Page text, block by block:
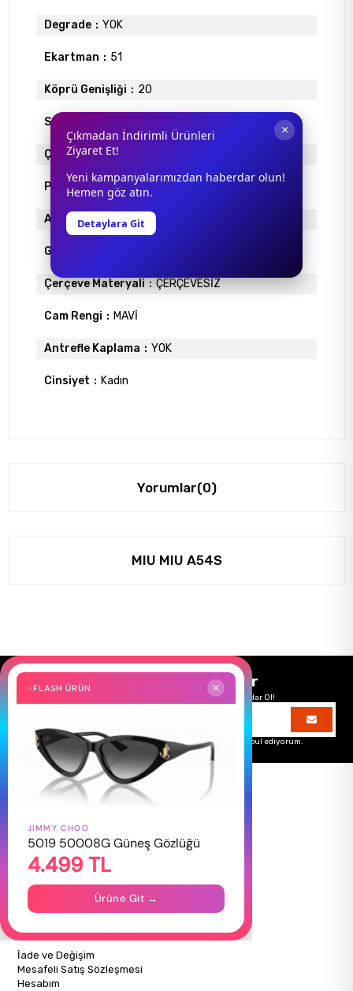
Degrade YOK
Ekartman 51
Köprü Genişliği 20
Sap Uzunlugu
Çerçeve Tipi
Polarize YOK
Ayna YOK
Gövde Rengi
Çerçeve Materyali ÇERÇEVESİZ
Cam Rengi MAVİ
Antrefle Kaplama YOK
Cinsiyet Kadın
Yorumlar(0)
MIU MIU A54S
Size Özel Kampanyalar
Hemen Kayıt Ol Fırsatlardan Önce Sen Haberdar Ol!
Üyelik koşullarınıvekişisel verilerimin korunmasını kabul ediyorum.
HAKKIMIZDA
Hakkımızda
Gizlilik Politikası
İletişim
Mağazalarımız
ALIŞVERİŞ BİLGİLERİ
İade ve Değişim
Mesafeli Satış Sözleşmesi
Hesabım
×
Çıkmadan İndirimli Ürünleri
Ziyaret Et!
Yeni kampanyalarımızdan haberdar olun!
Hemen göz atın.
Detaylara Git
FLASH ÜRÜN ✕
JIMMY CHOO
5019 50008G Güneş Gözlüğü
4.499 TL
Ürüne Git →